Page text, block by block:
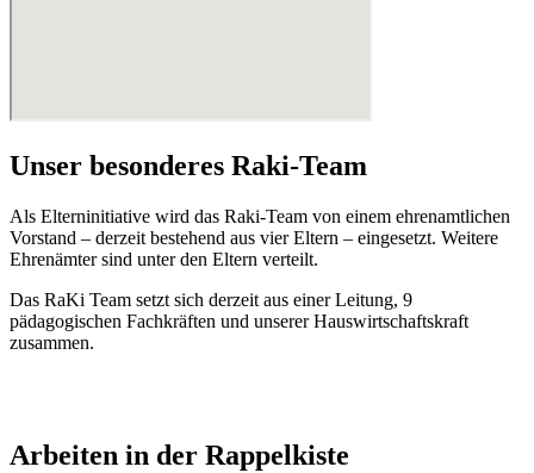
Unser besonderes Raki-Team
Als Elterninitiative wird das Raki-Team von einem ehrenamtlichen
Vorstand – derzeit bestehend aus vier Eltern – eingesetzt. Weitere
Ehrenämter sind unter den Eltern verteilt.
Das RaKi Team setzt sich derzeit aus einer Leitung, 9
pädagogischen Fachkräften und unserer Hauswirtschaftskraft
zusammen.
Arbeiten in der Rappelkiste